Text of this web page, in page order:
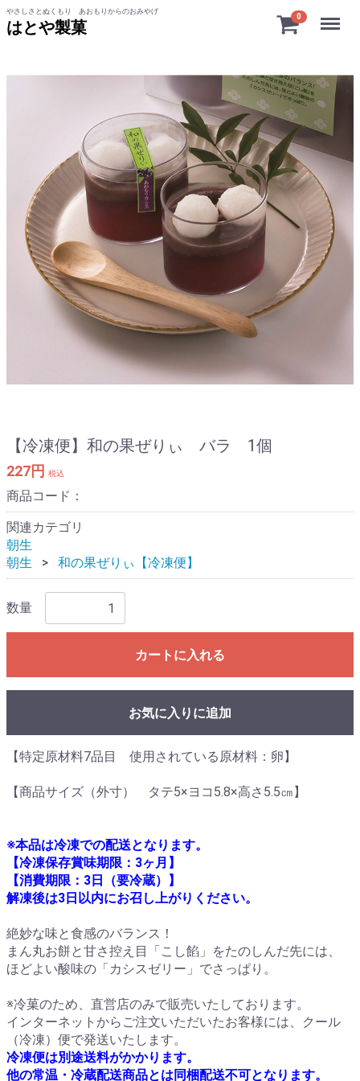
やさしさとぬくもり あおもりからのおみやげ
はとや製菓
0 Menu
【冷凍便】和の果ぜりぃ バラ 1個
227円 税込
商品コード：
関連カテゴリ
朝生
朝生
和の果ぜりぃ【冷凍便】
数量
カートに入れる
お気に入りに追加
【特定原材料7品目 使用されている原材料：卵】
【商品サイズ（外寸） タテ5×ヨコ5.8×高さ5.5㎝】
※本品は冷凍での配送となります。
【冷凍保存賞味期限：3ヶ月】
【消費期限：3日（要冷蔵）】
解凍後は3日以内にお召し上がりください。
絶妙な味と食感のバランス！
まん丸お餅と甘さ控え目「こし餡」をたのしんだ先には、
ほどよい酸味の「カシスゼリー」でさっぱり。
※冷菓のため、直営店のみで販売いたしております。
インターネットからご注文いただいたお客様には、クール
（冷凍）便で発送いたします。
冷凍便は別途送料がかかります。
他の常温・冷蔵配送商品とは同梱配送不可となります。